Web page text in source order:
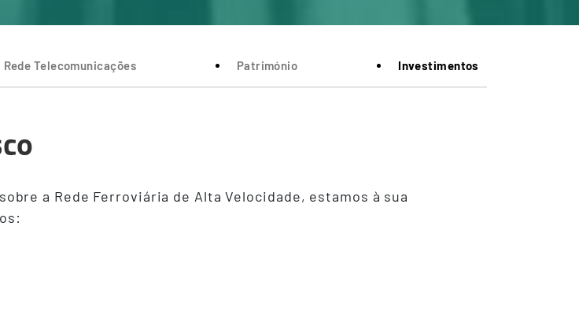
Rede Telecomunicações Património Investimentos
a Rede Ferroviária de Alta Velocidade, estamos à sua